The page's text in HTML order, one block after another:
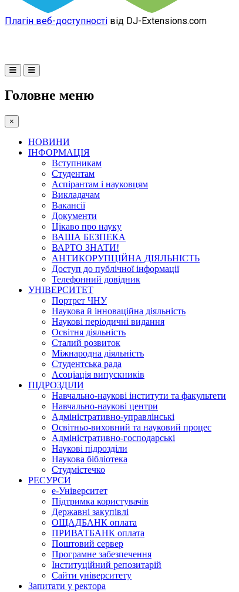
Плагін веб-доступності від DJ-Extensions.com
Головне меню
×
НОВИНИ
ІНФОРМАЦІЯ
Вступникам
Студентам
Аспірантам і науковцям
Викладачам
Вакансії
Документи
Цікаво про науку
ВАША БЕЗПЕКА
ВАРТО ЗНАТИ!
АНТИКОРУПЦІЙНА ДІЯЛЬНІСТЬ
Доступ до публічної інформації
Телефонний довідник
УНІВЕРСИТЕТ
Портрет ЧНУ
Наукова й інноваційна діяльність
Наукові періодичні видання
Освітня діяльність
Сталий розвиток
Міжнародна діяльність
Студентська рада
Асоціація випускників
ПІДРОЗДІЛИ
Навчально-наукові інститути та факультети
Навчально-наукові центри
Адміністративно-управлінські
Освітньо-виховний та науковий процес
Адміністративно-господарські
Наукові підрозділи
Наукова бібліотека
Студмістечко
РЕСУРСИ
е-Університет
Підтримка користувачів
Державні закупівлі
ОЩАДБАНК оплата
ПРИВАТБАНК оплата
Поштовий сервер
Програмне забезпечення
Інституційний репозитарій
Сайти університету
Запитати у ректора